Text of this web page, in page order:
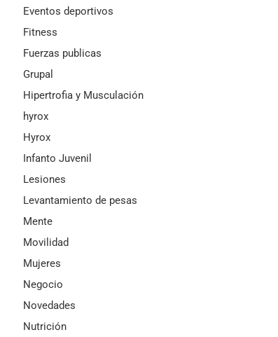
Eventos deportivos
Fitness
Fuerzas publicas
Grupal
Hipertrofia y Musculación
hyrox
Hyrox
Infanto Juvenil
Lesiones
Levantamiento de pesas
Mente
Movilidad
Mujeres
Negocio
Novedades
Nutrición